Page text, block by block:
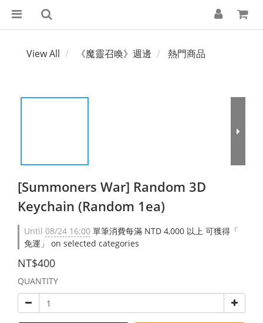
View All 《魔靈召喚》週邊 熱門商品
[Summoners War] Random 3D
Keychain (Random 1ea)
Until 08/24 16:00 單筆消費每滿 NTD 4,000 以上 可獲得「
免運」 on selected categories
NT$400
QUANTITY